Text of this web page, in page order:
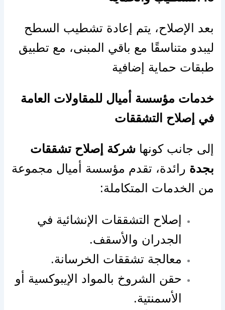
بعد الإصلاح، يتم إعادة تشطيب السطح
ليبدو متناسقًا مع باقي المبنى، مع تطبيق
طبقات حماية إضافية
خدمات مؤسسة أميال للمقاولات العامة
في إصلاح التشققات
إلى جانب كونهاشركة إصلاح تشققات
بجدة رائدة، تقدم مؤسسة أميال مجموعة
من الخدمات المتكاملة:
إصلاح التشققات الإنشائية في
الجدران والأسقف.
معالجة تشققات الخرسانة.
حقن الشروخ بالمواد الإيبوكسية أو
الأسمنتية.